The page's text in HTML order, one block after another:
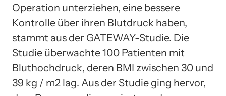
Operation unterziehen, eine bessere
Kontrolle über ihren Blutdruck haben,
stammt aus der GATEWAY-Studie. Die
Studie überwachte 100 Patienten mit
Bluthochdruck, deren BMI zwischen 30 und
39 kg / m2 lag. Aus der Studie ging hervor,